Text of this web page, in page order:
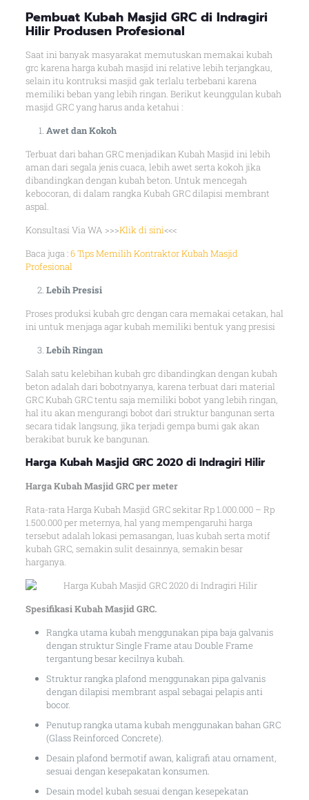
Pembuat Kubah Masjid GRC di Indragiri
Hilir Produsen Profesional
Saat ini banyak masyarakat memutuskan memakai kubah
grc karena harga kubah masjid ini relative lebih terjangkau,
selain itu kontruksi masjid gak terlalu terbebani karena
memiliki beban yang lebih ringan. Berikut keunggulan kubah
masjid GRC yang harus anda ketahui :
Awet dan Kokoh
Terbuat dari bahan GRC menjadikan Kubah Masjid ini lebih
aman dari segala jenis cuaca, lebih awet serta kokoh jika
dibandingkan dengan kubah beton. Untuk mencegah
kebocoran, di dalam rangka Kubah GRC dilapisi membrant
aspal.
Konsultasi Via WA >>>Klik di sini<<<
Baca juga :6 Tips Memilih Kontraktor Kubah Masjid
Profesional
Lebih Presisi
Proses produksi kubah grc dengan cara memakai cetakan, hal
ini untuk menjaga agar kubah memiliki bentuk yang presisi
Lebih Ringan
Salah satu kelebihan kubah grc dibandingkan dengan kubah
beton adalah dari bobotnyanya, karena terbuat dari material
GRC Kubah GRC tentu saja memiliki bobot yang lebih ringan,
hal itu akan mengurangi bobot dari struktur bangunan serta
secara tidak langsung, jika terjadi gempa bumi gak akan
berakibat buruk ke bangunan.
Harga Kubah Masjid GRC 2020 di Indragiri Hilir
Harga Kubah Masjid GRC per meter
Rata-rata Harga Kubah Masjid GRC sekitar Rp 1.000.000 – Rp
1.500.000 per meternya, hal yang mempengaruhi harga
tersebut adalah lokasi pemasangan, luas kubah serta motif
kubah GRC, semakin sulit desainnya, semakin besar
harganya.
Spesifikasi Kubah Masjid GRC.
Rangka utama kubah menggunakan pipa baja galvanis
dengan struktur Single Frame atau Double Frame
tergantung besar kecilnya kubah.
Struktur rangka plafond menggunakan pipa galvanis
dengan dilapisi membrant aspal sebagai pelapis anti
bocor.
Penutup rangka utama kubah menggunakan bahan GRC
(Glass Reinforced Concrete).
Desain plafond bermotif awan, kaligrafi atau ornament,
sesuai dengan kesepakatan konsumen.
Desain model kubah sesuai dengan kesepekatan